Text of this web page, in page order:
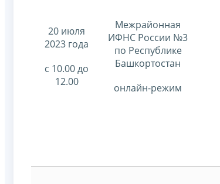
20 июля
2023 года
с 10.00 до
12.00
Межрайонная
ИФНС России №3
по Республике
Башкортостан
онлайн-режим